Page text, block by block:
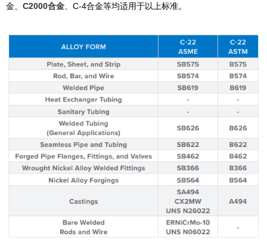
金、 C2000合金 、C-4合金等均适用于以上标准。